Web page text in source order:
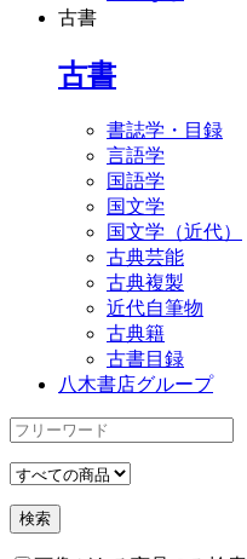
古書
古書
書誌学・目録
言語学
国語学
国文学
国文学（近代）
古典芸能
古典複製
近代自筆物
古典籍
古書目録
八木書店グループ